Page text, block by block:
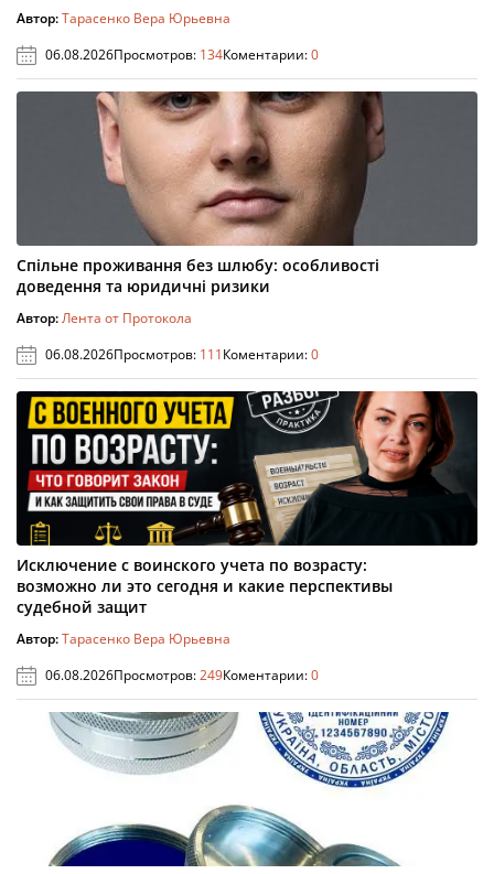
Автор:Тарасенко Вера Юрьевна
06.08.2026Просмотров: 134Коментарии:0
Спільне проживання без шлюбу: особливості
доведення та юридичні ризики
Автор:Лента от Протокола
06.08.2026Просмотров: 111Коментарии:0
Исключение с воинского учета по возрасту:
возможно ли это сегодня и какие перспективы
судебной защит
Автор:Тарасенко Вера Юрьевна
06.08.2026Просмотров:249Коментарии:0